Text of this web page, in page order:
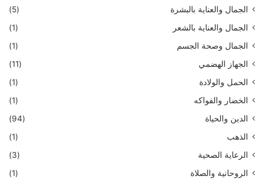
الجمال والعناية بالبشرة
(5)
الجمال والعناية بالشعر
(1)
الجمال وصحة الجسم
(1)
الجهاز الهضمي
(11)
الحمل والولادة
(1)
الخضار والفواكه
(1)
الدين والحياة
(94)
الذهب
(1)
الرعاية الصحية
(3)
الروحانية والصلاة
(1)